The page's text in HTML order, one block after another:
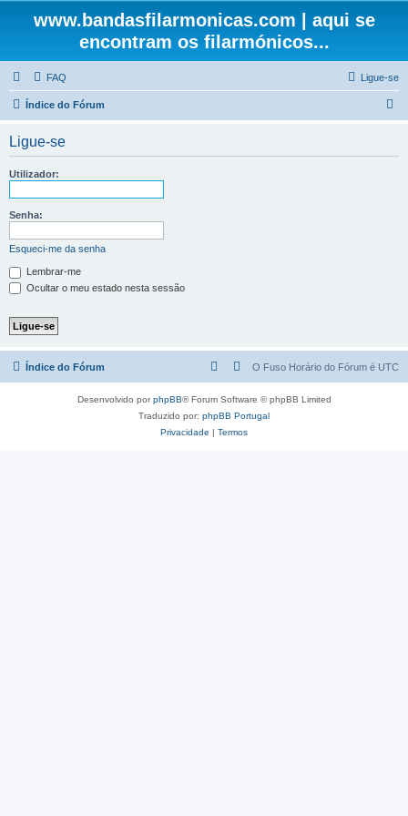
www.bandasfilarmonicas.com | aqui se
encontram os filarmónicos...
FAQ Ligue-se
Índice do Fórum
Ligue-se
Utilizador:
Senha:
Esqueci-me da senha
Lembrar-me
Ocultar o meu estado nesta sessão
Índice do Fórum O Fuso Horário do Fórum é UTC
Desenvolvido porphpBB® Forum Software © phpBB Limited
Traduzido por: phpBB Portugal
Privacidade | Termos